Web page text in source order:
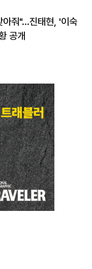
아줘"…진태현, '이숙
공개